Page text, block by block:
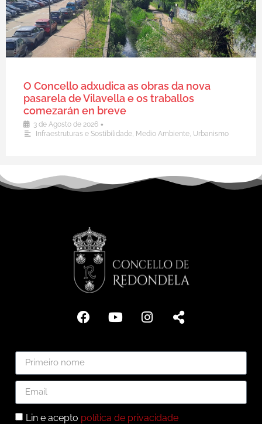
O Concello adxudica as obras da nova
pasarela de Vilavella e os traballos
comezarán en breve
3 de Agosto de 2026 •
Infraestruturas e Sostibilidade, Medio Ambiente, Urbanismo
Lin e acepto política de privacidade